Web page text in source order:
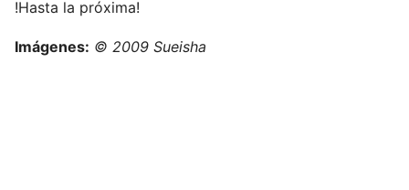
!Hasta la próxima!
Imágenes: © 2009 Sueisha